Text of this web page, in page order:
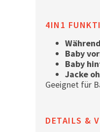
4IN1
Baby
Baby
Jacke
Geeignet für
DETAILS &